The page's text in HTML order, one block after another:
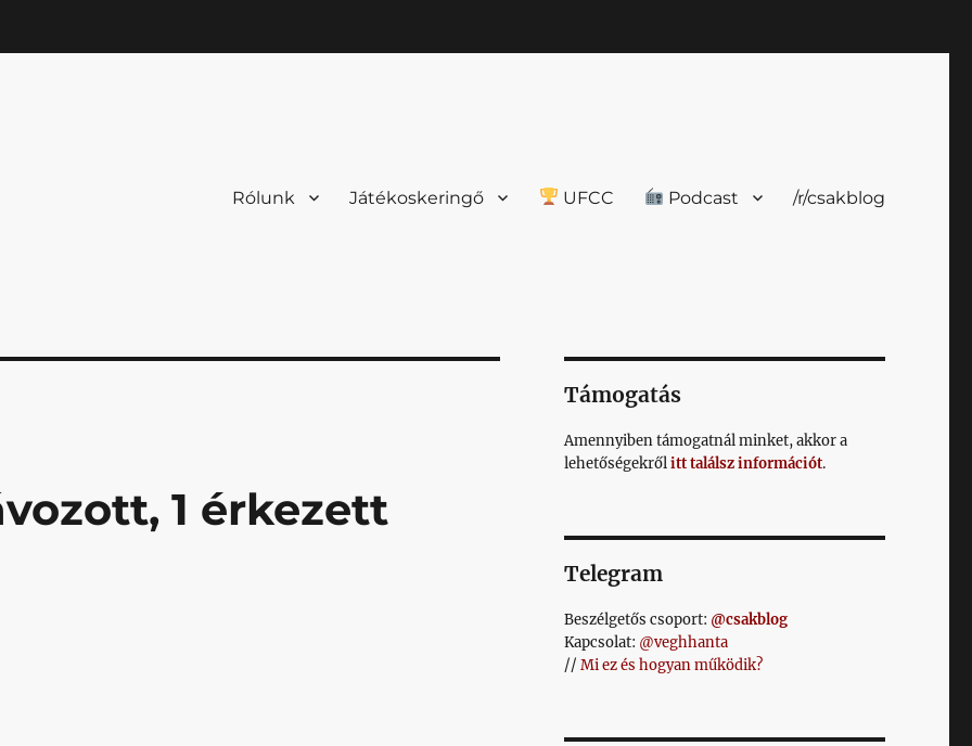
Rólunk Játékoskeringő UFCC Podcast /r/csakblog
1 érkezett
Támogatás
Amennyiben támogatnál minket, akkor a
lehetőségekrőlitt találsz információt.
Telegram
Beszélgetős csoport: @csakblog
Kapcsolat: @veghhanta
// Mi ez és hogyan működik?